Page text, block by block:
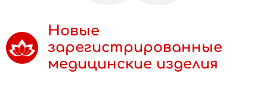
Новые
зарегистрированные
медицинские изделия